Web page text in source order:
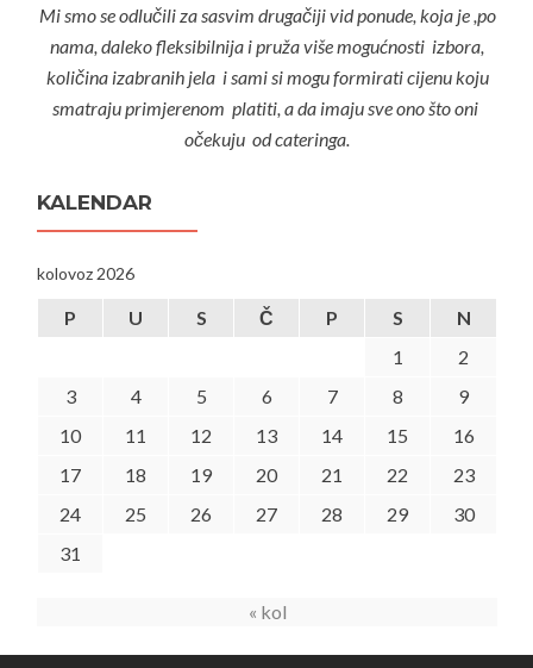
Mi smo se odlučili za sasvim drugačiji vid ponude, koja je ,po
nama, daleko fleksibilnija i pruža više mogućnosti izbora,
količina izabranih jela i sami si mogu formirati cijenu koju
smatraju primjerenom platiti, a da imaju sve ono što oni
očekuju od cateringa.
KALENDAR
kolovoz 2026
P U S Č P S
N
1
2
3
4 5 6 7 8
9
10
11 12 13 14 15
16
17
18 19 20 21 22
23
24
25 26 27 28 29
30
31
« kol